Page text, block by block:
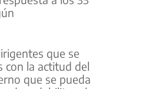
que se
con la actitud del
que se pueda